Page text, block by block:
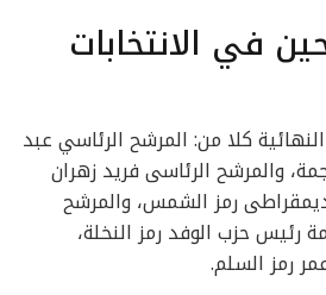
في الانتخابات
كلا من: المرشح الرئاسي عبد
والمرشح الرئاسى فريد زهران
رمز الشمس، والمرشح
رئيس حزب الوفد رمز النخلة،
رمز السلم.